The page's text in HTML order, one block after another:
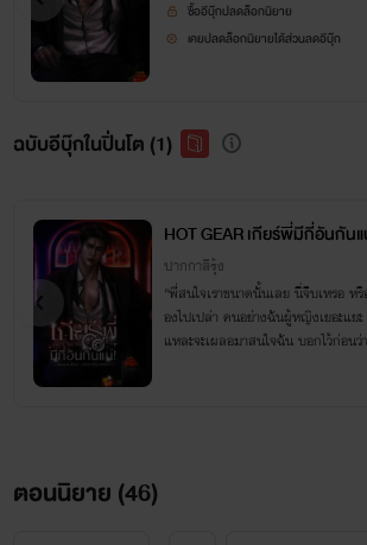
ซื้ออีบุ๊กปลดล็อกนิยาย
เคยปลดล็อกนิยายได้ส่วนลดอีบุ๊ก
ฉบับอีบุ๊กในปิ่นโต (1)
HOT GEAR เกียร์พี่มีกี่อันกัน
ปากกาสีรุ้ง
"พี่สนใจเราขนาดนั้นเลย นี่จีบเหรอ ห
องไปเปล่า คนอย่างฉันผู้หญิงเยอะแย
แหละจะเผลอมาสนใจฉัน บอกไว้ก่อนว่
ตอนนิยาย (46)